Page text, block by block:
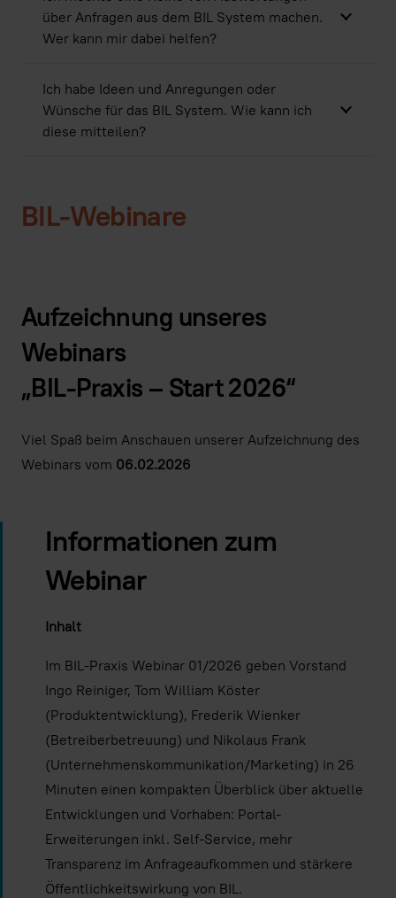
über Anfragen aus dem BIL System machen.
Wer kann mir dabei helfen?
Ich habe Ideen und Anregungen oder
Wünsche für das BIL System. Wie kann ich
diese mitteilen?
BIL-Webinare
Aufzeichnung unseres
Webinars
„BIL-Praxis – Start 2026“
Viel Spaß beim Anschauen unserer Aufzeichnung des
Webinars vom 06.02.2026
Indem Sie dieses Video laden, stimmen Sie
akzeptieren die Verwendung von Cookies.
Video laden
Informationen zum
Webinar
Inhalt
Im BIL-Praxis Webinar 01/2026 geben Vorstand
Ingo Reiniger, Tom William Köster
(Produktentwicklung), Frederik Wienker
(Betreiberbetreuung) und Nikolaus Frank
(Unternehmenskommunikation/Marketing) in 26
Minuten einen kompakten Überblick über aktuelle
Entwicklungen und Vorhaben: Portal-
Erweiterungen inkl. Self-Service, mehr
Transparenz im Anfrageaufkommen und stärkere
Öffentlichkeitswirkung von BIL.